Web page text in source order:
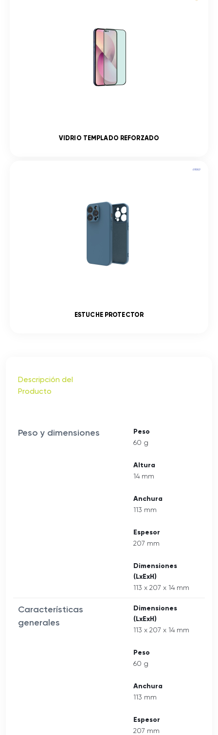
VIDRIO TEMPLADO REFORZADO
ESTUCHE PROTECTOR
Descripción del
Producto
Peso y dimensiones Peso
60 g
Altura
14 mm
Anchura
113 mm
Espesor
207 mm
Dimensiones
(LxExH)
113 x 207 x 14 mm
Características
generales
Dimensiones
(LxExH)
113 x 207 x 14 mm
Peso
60 g
Anchura
113 mm
Espesor
207 mm